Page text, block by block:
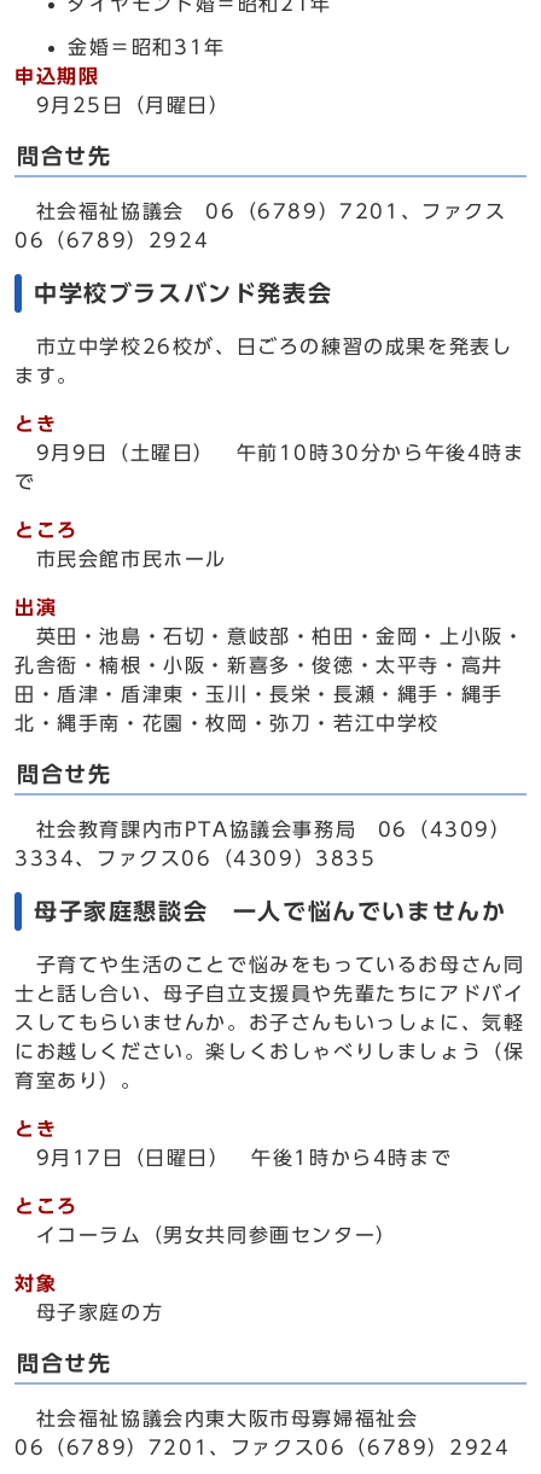
金婚＝昭和31年
申込期限
9月25日（月曜日）
問合せ先
社会福祉協議会 06（6789）7201、ファクス
06（6789）2924
中学校ブラスバンド発表会
市立中学校26校が、日ごろの練習の成果を発表し
ます。
とき
9月9日（土曜日） 午前10時30分から午後4時ま
で
ところ
市民会館市民ホール
出演
英田・池島・石切・意岐部・柏田・金岡・上小阪・
孔舎衙・楠根・小阪・新喜多・俊徳・太平寺・高井
田・盾津・盾津東・玉川・長栄・長瀬・縄手・縄手
北・縄手南・花園・枚岡・弥刀・若江中学校
問合せ先
社会教育課内市PTA協議会事務局 06（4309）
3334、ファクス06（4309）3835
母子家庭懇談会 一人で悩んでいませんか
子育てや生活のことで悩みをもっているお母さん同
士と話し合い、母子自立支援員や先輩たちにアドバイ
スしてもらいませんか。お子さんもいっしょに、気軽
にお越しください。楽しくおしゃべりしましょう（保
育室あり）。
とき
9月17日（日曜日） 午後1時から4時まで
ところ
イコーラム（男女共同参画センター）
対象
母子家庭の方
問合せ先
社会福祉協議会内東大阪市母寡婦福祉会
06（6789）7201、ファクス06（6789）2924